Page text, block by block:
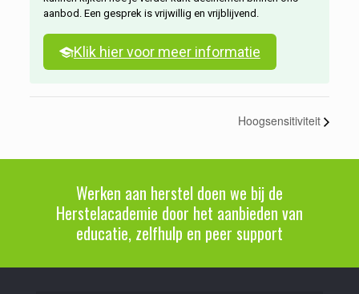
aanbod. Een gesprek is vrijwillig en vrijblijvend.
Klik hier voor meer informatie
Hoogsensitiviteit
Werken aan herstel doen we bij de
Herstelacademie door het aanbieden van
educatie, zelfhulp en peer support